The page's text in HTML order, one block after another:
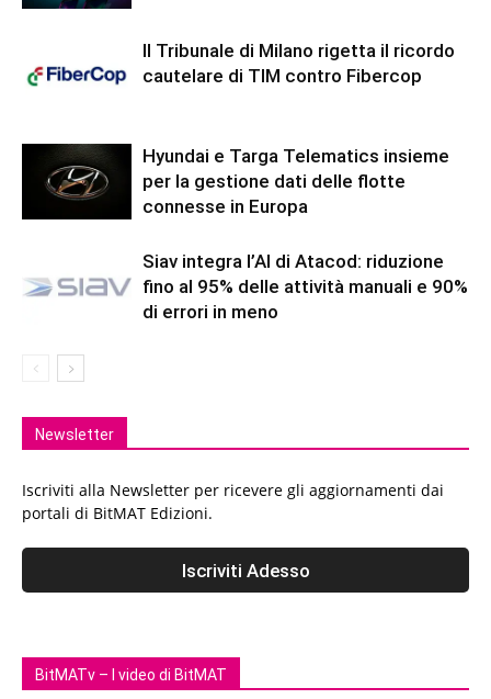
Il Tribunale di Milano rigetta il ricordo
cautelare di TIM contro Fibercop
Hyundai e Targa Telematics insieme
per la gestione dati delle flotte
connesse in Europa
Siav integra l’AI di Atacod: riduzione
fino al 95% delle attività manuali e 90%
di errori in meno
Newsletter
Iscriviti alla Newsletter per ricevere gli aggiornamenti dai
portali di BitMAT Edizioni.
BitMATv – I video di BitMAT